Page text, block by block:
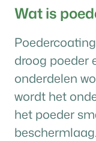
Wat is
droog poeder
onderdelen
wordt het
het poeder